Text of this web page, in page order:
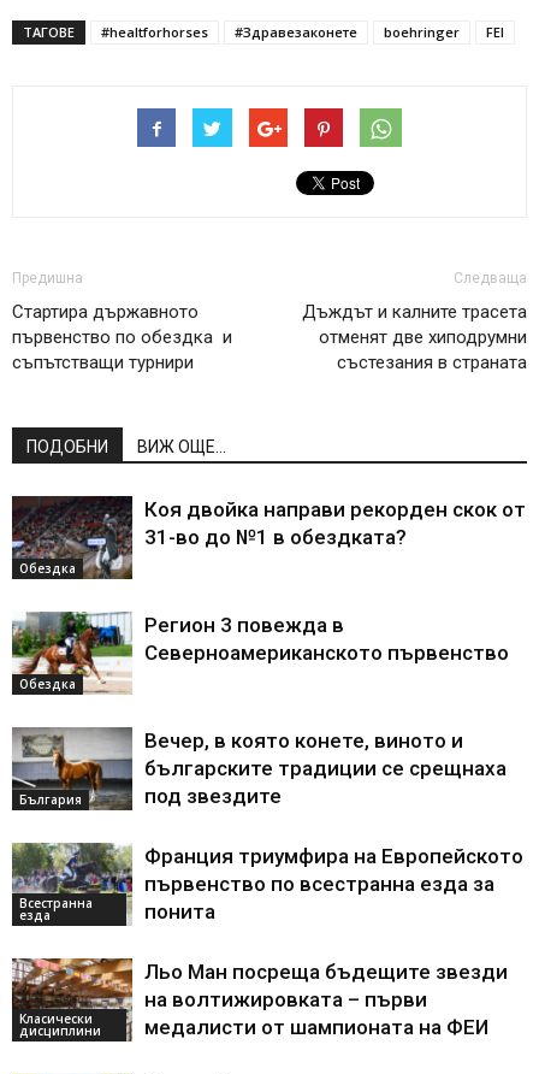
ТАГОВЕ #healtforhorses #Здравезаконете boehringer FEI
Предишна
Стартира държавното
първенство по обездка и
съпътстващи турнири
Следваща
Дъждът и калните трасета
отменят две хиподрумни
състезания в страната
ПОДОБНИ ВИЖ ОЩЕ...
Обездка
Коя двойка направи рекорден скок от
31-во до №1 в обездката?
Обездка
Регион 3 повежда в
Северноамериканското първенство
България
Вечер, в която конете, виното и
българските традиции се срещнаха
под звездите
Всестранна
езда
Франция триумфира на Европейското
първенство по всестранна езда за
понита
Класически
дисциплини
Льо Ман посреща бъдещите звезди
на волтижировката – първи
медалисти от шампионата на ФЕИ